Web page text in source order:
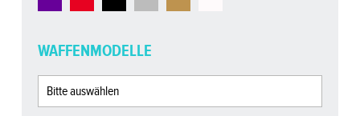
WAFFENMODELLE